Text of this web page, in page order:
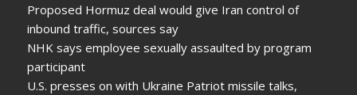
Proposed Hormuz deal would give Iran control of
inbound traffic, sources say
NHK says employee sexually assaulted by program
participant
U.S. presses on with Ukraine Patriot missile talks,